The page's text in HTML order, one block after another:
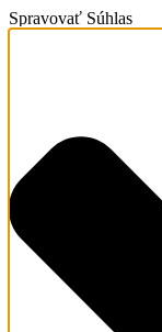
Spravovať Súhlas